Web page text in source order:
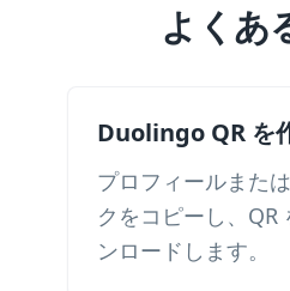
よくあ
Duolingo QR を
プロフィールまた
クをコピーし、QR
ンロードします。